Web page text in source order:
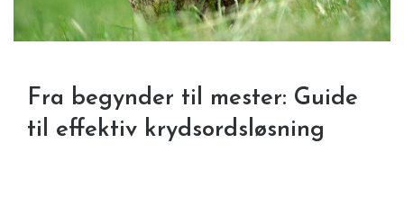
Fra begynder til mester: Guide
til effektiv krydsordsløsning